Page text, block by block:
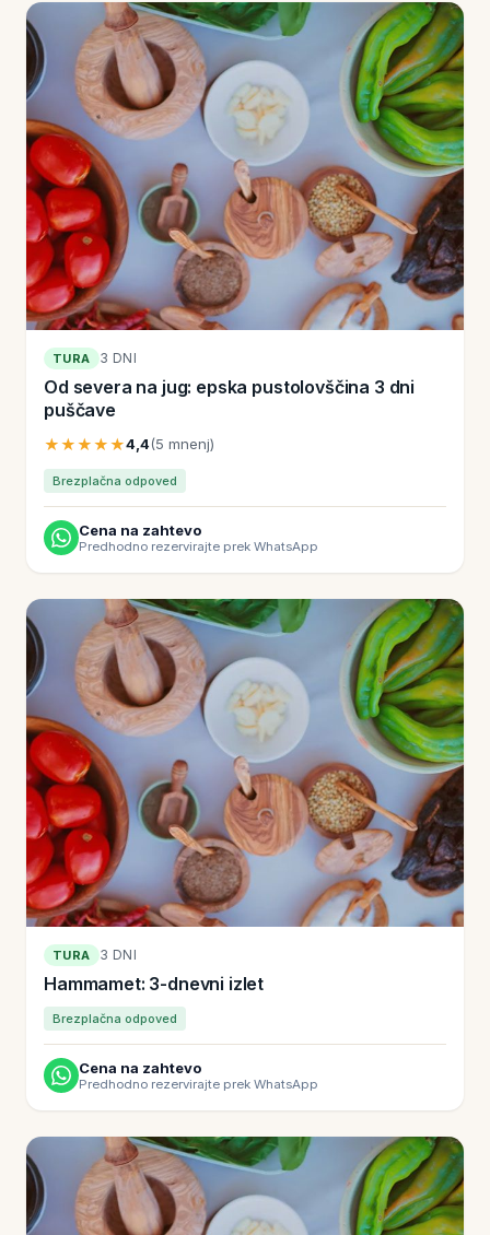
TURA 3 DNI
Od severa na jug: epska pustolovščina 3 dni
puščave
★★★★★4,4(5 mnenj)
Brezplačna odpoved
Cena na zahtevo
Predhodno rezervirajte prek WhatsApp
TURA 3 DNI
Hammamet: 3-dnevni izlet
Brezplačna odpoved
Cena na zahtevo
Predhodno rezervirajte prek WhatsApp